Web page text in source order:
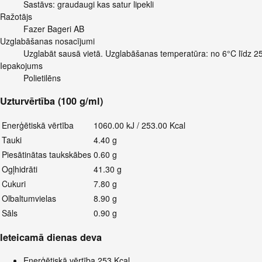
Sastāvs: graudaugi kas satur lipekli
Ražotājs
Fazer Bageri AB
Uzglabāšanas nosacījumi
Uzglabāt sausā vietā. Uzglabāšanas temperatūra: no 6°C līdz
Iepakojums
Polietilēns
Uzturvērtība (100 g/ml)
Enerģētiskā vērtība
1060.00 kJ / 253.00 Kcal
Tauki
4.40 g
Piesātinātas taukskābes 0.60 g
Ogļhidrāti
41.30 g
Cukuri
7.80 g
Olbaltumvielas
8.90 g
Sāls
0.90 g
Ieteicamā dienas deva